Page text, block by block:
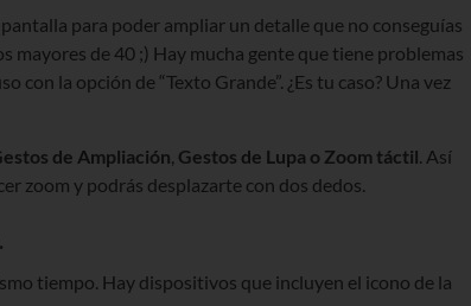
para poder ampliar un detalle que no conseguías
mayores de 40 ;) Hay mucha gente que tiene problemas
la opción de “Texto Grande”. ¿Es tu caso? Una vez
de Ampliación Gestos de Lupa o Zoom táctil . Así
zoom y podrás desplazarte con dos dedos.
tiempo. Hay dispositivos que incluyen el icono de la